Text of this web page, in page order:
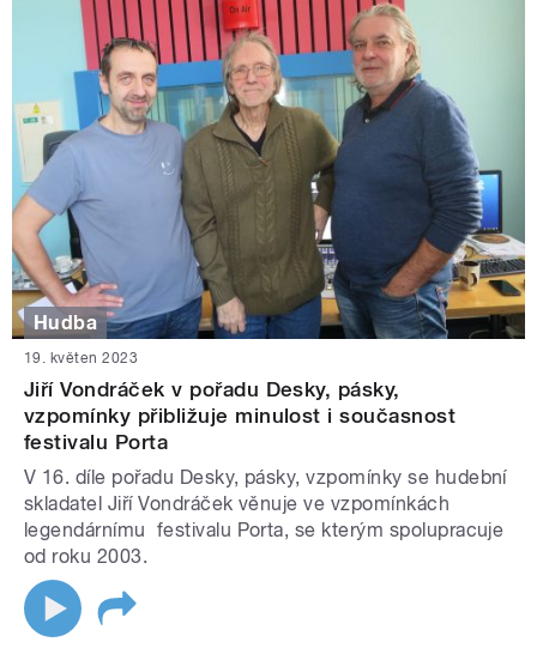
Hudba
19. květen 2023
Jiří Vondráček v pořadu Desky, pásky,
vzpomínky přibližuje minulost i současnost
festivalu Porta
V 16. díle pořadu Desky, pásky, vzpomínky se hudební
skladatel Jiří Vondráček věnuje ve vzpomínkách
legendárnímu festivalu Porta, se kterým spolupracuje
od roku 2003.